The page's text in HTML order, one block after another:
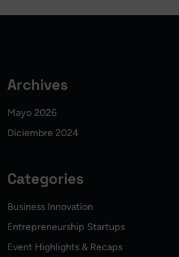
Archives
Mayo 2026
Diciembre 2024
Categories
Business Innovation
Entrepreneurship Startups
Event Highlights & Recaps